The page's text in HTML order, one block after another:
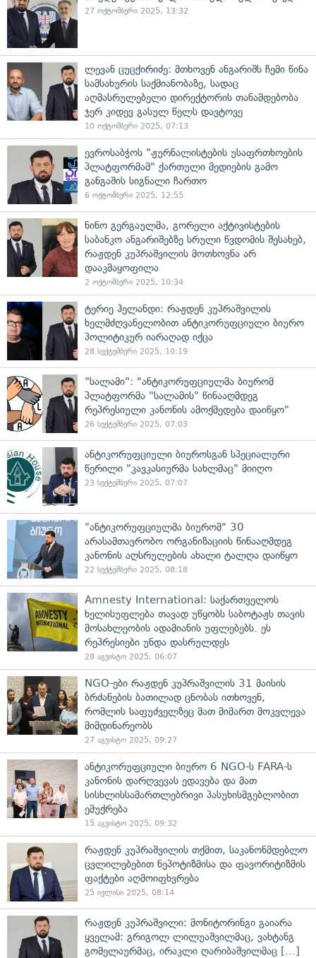
27 ოქტომბერი 2025, 13:32
ლევან ცუცქირიძე: მთხოვენ ანგარიშს ჩემი წინა
სამსახურის საქმიანობაზე, სადაც
აღმასრულებელი დირექტორის თანამდებობა
ჯერ კიდევ გასულ წელს დავტოვე
10 ოქტომბერი 2025, 07:13
ევროსაბჭოს "ჟურნალისტების უსაფრთხოების
პლატფორმამ" ქართული მედიების გამო
განგაშის სიგნალი ჩართო
6 ოქტომბერი 2025, 12:55
ნინო გერგაულმა, გორელი აქტივისტების
საბანკო ანგარიშებზე სრული წვდომის შესახებ,
რაჟდენ კუპრაშვილის მოთხოვნა არ
დააკმაყოფილა
2 ოქტომბერი 2025, 10:34
ტერიე ჰელანდი: რაჟდენ კუპრაშვილის
ხელმძღვანელობით ანტიკორუფციული ბიურო
პოლიტიკურ იარაღად იქცა
28 სექტემბერი 2025, 10:19
"სალამი": "ანტიკორუფციულმა ბიურომ
პლატფორმა "სალამის" წინააღმდეგ
რეპრესიული კანონის ამოქმედება დაიწყო"
26 სექტემბერი 2025, 07:03
ანტიკორუფციული ბიუროსგან სპეციალური
წერილი "კავკასიურმა სახლმაც" მიიღო
23 სექტემბერი 2025, 07:07
"ანტიკორუფციულმა ბიურომ" 30
არასამთავრობო ორგანიზაციის წინააღმდეგ
კანონის აღსრულების ახალი ტალღა დაიწყო
22 სექტემბერი 2025, 08:18
Amnesty International: საქართველოს
ხელისუფლება თავად უწყობს საბოტაჟს თავის
მოსახლეობის ადამიანის უფლებებს. ეს
რეპრესიები უნდა დასრულდეს
28 აგვისტო 2025, 06:07
NGO-ები რაჟდენ კუპრაშვილის 31 მაისის
ბრძანების ბათილად ცნობას ითხოვენ,
რომლის საფუძველზეც მათ მიმართ მოკვლევა
მიმდინარეობს
27 აგვისტო 2025, 09:27
ანტიკორუფციული ბიურო 6 NGO-ს FARA-ს
კანონის დარღვევას ედავება და მათ
სისხლისსამართლებრივი პასუხისმგებლობით
ემუქრება
15 აგვისტო 2025, 09:32
რაჟდენ კუპრაშვილის თქმით, საკანონმდებლო
ცვლილებებით ნეპოტიზმისა და ფავორიტიზმის
ფაქტები აღმოიფხვრება
25 ივლისი 2025, 08:14
რაჟდენ კუპრაშვილი: მონიტორინგი გაიარა
ყველამ: გრიგოლ ლილუაშვილმაც, ვახტანგ
გომელაურმაც, ირაკლი ღარიბაშვილმაც [...]